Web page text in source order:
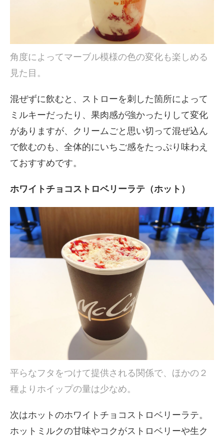
角度によってマーブル模様の色の変化も楽しめる
見た目。
混ぜずに飲むと、ストローを刺した箇所によって
ミルキーだったり、果肉感が強かったりして変化
がありますが、クリームごと思い切って混ぜ込ん
で飲むのも、全体的にいちご感をたっぷり味わえ
ておすすめです。
ホワイトチョコストロベリーラテ（ホット）
平らなフタをつけて提供される関係で、ほかの２
種よりホイップの量は少なめ。
次はホットのホワイトチョコストロベリーラテ。
ホットミルクの甘味やコクがストロベリーや生ク